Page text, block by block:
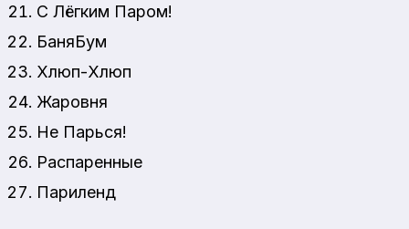
С Лёгким Паром!
БаняБум
Хлюп-Хлюп
Жаровня
Не Парься!
Распаренные
Париленд